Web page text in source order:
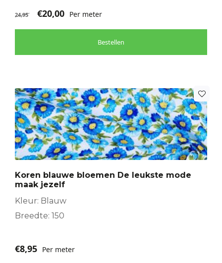
24,95 €20,00 Per meter
Bestellen
Koren blauwe bloemen De leukste mode
maak jezelf
Kleur: Blauw
Breedte: 150
€8,95 Per meter